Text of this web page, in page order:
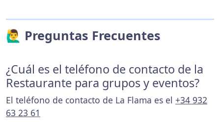
🙋‍♂️ Preguntas Frecuentes
¿Cuál es el teléfono de contacto de la
Restaurante para grupos y eventos?
El teléfono de contacto de La Flama es el +34 932
63 23 61